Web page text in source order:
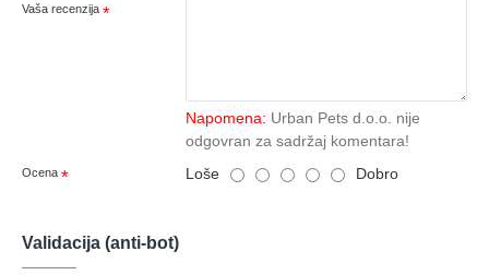
Vaša recenzija
Napomena: Urban Pets d.o.o. nije
odgovran za sadržaj komentara!
Ocena Loše Dobro
Validacija (anti-bot)